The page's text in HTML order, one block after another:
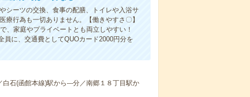
シーツの交換、食事の配膳、トイレや入浴サ
行為も一切ありません。【働きやすさ〇】
、家庭やプライベートとも両立しやすい！
員に、交通費としてQUOカード2000円分を
石(函館本線)駅から---分／南郷１８丁目駅か